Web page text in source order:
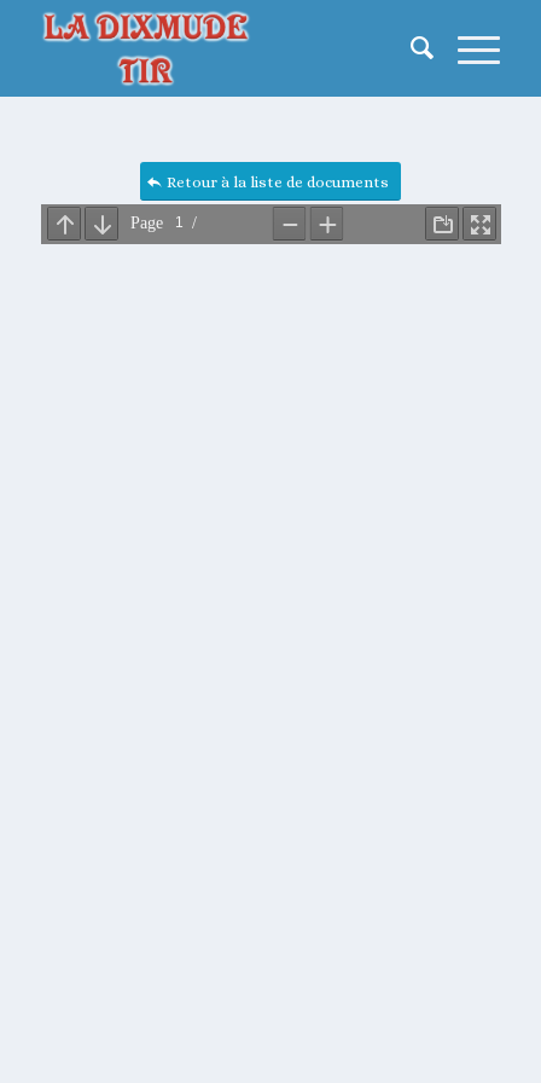
Retour à la liste de documents